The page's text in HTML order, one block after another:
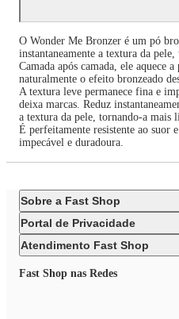
O Wonder Me Bronzer é um pó
instantaneamente a textura da
Camada após camada, ele aquece
naturalmente o efeito bronzeado
A textura leve permanece fina e
deixa marcas. Reduz
a textura da pele, tornando-a mais
É perfeitamente resistente ao suor
impecável e duradoura.
Sobre a Fast Shop
Portal de Privacidade
Atendimento Fast Shop
Fast Shop nas Redes